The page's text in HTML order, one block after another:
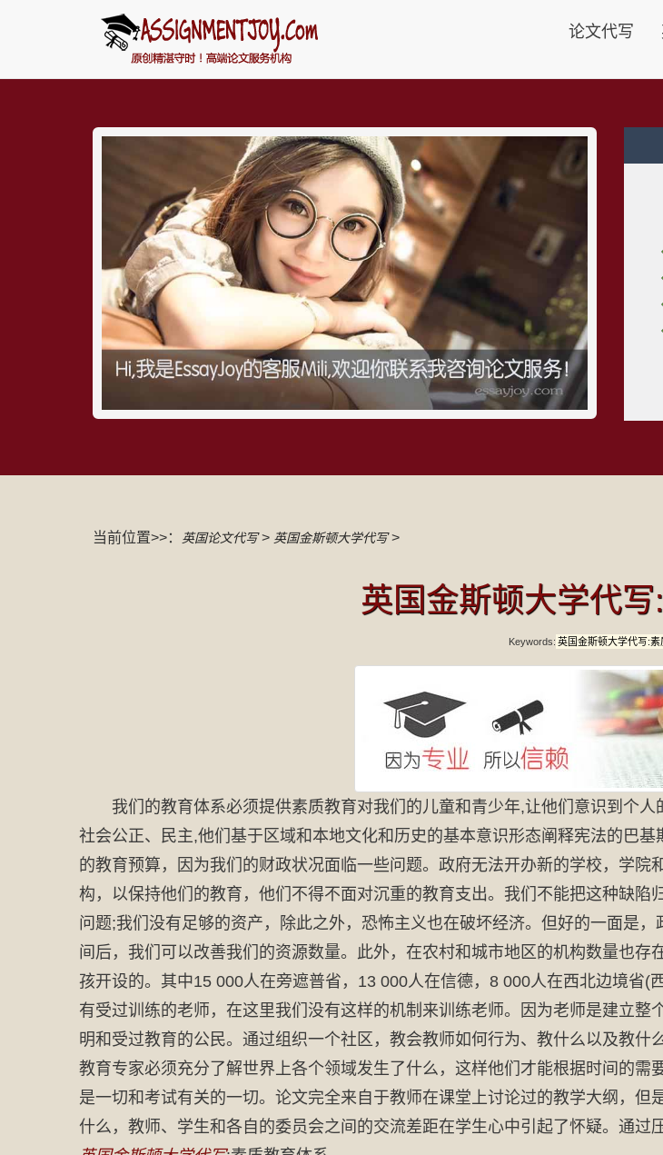
论文代写
当前位置>>： 英国论文代写> 英国金斯顿大学代写>
英国金斯顿大学代
Keywords: 英国金斯顿大学代写:素
我们的教育体系必须提供素质教育对我们的儿童和青少年,让他们意识到个
社会公正、民主,他们基于区域和本地文化和历史的基本意识形态阐释宪法的巴
的教育预算，因为我们的财政状况面临一些问题。政府无法开办新的学校，学
构，以保持他们的教育，他们不得不面对沉重的教育支出。我们不能把这种缺
问题;我们没有足够的资产，除此之外，恐怖主义也在破坏经济。但好的一面是
间后，我们可以改善我们的资源数量。此外，在农村和城市地区的机构数量也
孩开设的。其中15 000人在旁遮普省，13 000人在信德，8 000人在西北边境省(
有受过训练的老师，在这里我们没有这样的机制来训练老师。因为老师是建立
明和受过教育的公民。通过组织一个社区，教会教师如何行为、教什么以及教
教育专家必须充分了解世界上各个领域发生了什么，这样他们才能根据时间的
是一切和考试有关的一切。论文完全来自于教师在课堂上讨论过的教学大纲，
什么，教师、学生和各自的委员会之间的交流差距在学生心中引起了怀疑。通过